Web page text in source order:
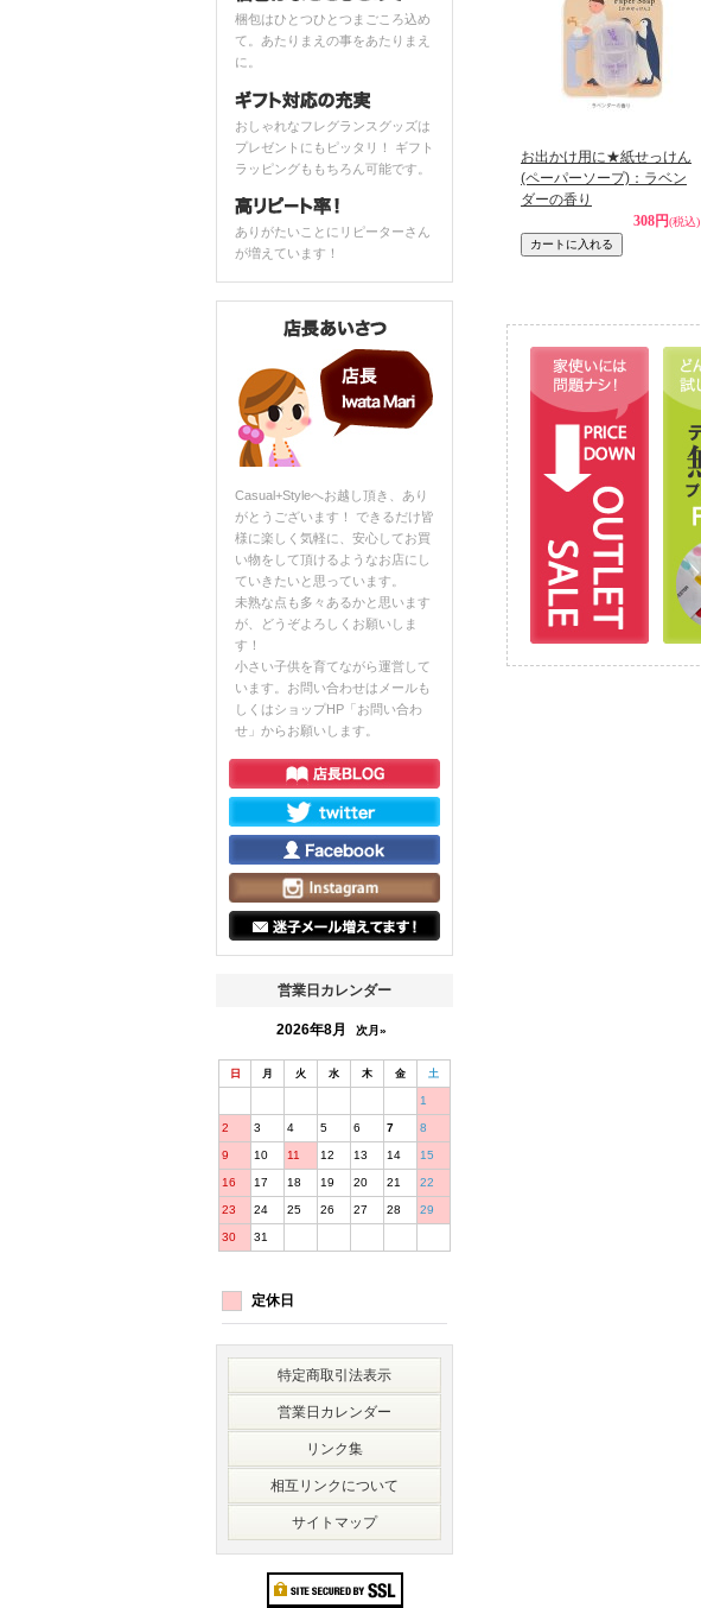
梱包はひとつひとつまごころ込め
て。あたりまえの事をあたりまえ
に。
おしゃれなフレグランスグッズは
プレゼントにもピッタリ！ ギフト
ラッピングももちろん可能です。
ありがたいことにリピーターさん
が増えています！
Casual+Styleへお越し頂き、あり
がとうございます！ できるだけ皆
様に楽しく気軽に、安心してお買
い物をして頂けるようなお店にし
ていきたいと思っています。
未熟な点も多々あるかと思います
が、どうぞよろしくお願いしま
す！
小さい子供を育てながら運営して
います。お問い合わせはメールも
しくはショップHP「お問い合わ
せ」からお願いします。
営業日カレンダー
2026年8月 次月»
日 月 火 水 木 金 土
1
2 3 4 5 6 7 8
9 10 11 12 13 14 15
16 17 18 19 20 21 22
23 24 25 26 27 28 29
30 31
定休日
特定商取引法表示
営業日カレンダー
リンク集
相互リンクについて
サイトマップ
お出かけ用に★紙せっけん
(ペーパーソープ)：ラベン
ダーの香り
308円(税込)